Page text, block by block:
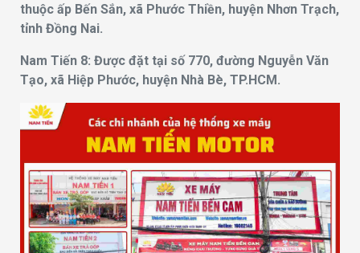
thuộc ấp Bến Sắn, xã Phước Thiền, huyện Nhơn Trạch,
tỉnh Đồng Nai.
Nam Tiến 8: Được đặt tại số 770, đường Nguyễn Văn
Tạo, xã Hiệp Phước, huyện Nhà Bè, TP.HCM.